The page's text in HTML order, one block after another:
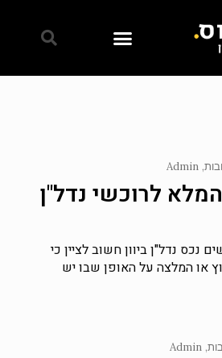
Admin
לרוכשי נדל"ן
נכס נדל"ן ביוון חשוב לציין כי
או המלצה על האופן שבו יש
Admin